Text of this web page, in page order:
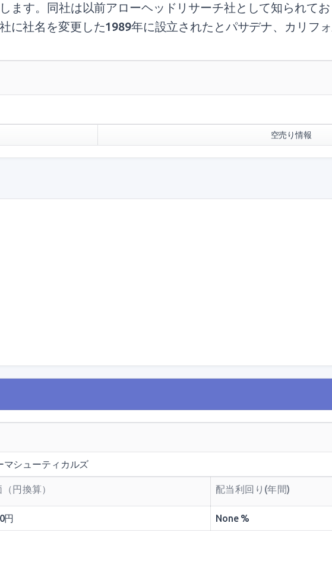
ます。同社は以前アローヘッドリサーチ社として知られて
社名を変更した1989年に設立されたとパサデナ、カリフ
空売り情報
マシューティカルズ
円換算） 配当利回り(年間)
円 None %